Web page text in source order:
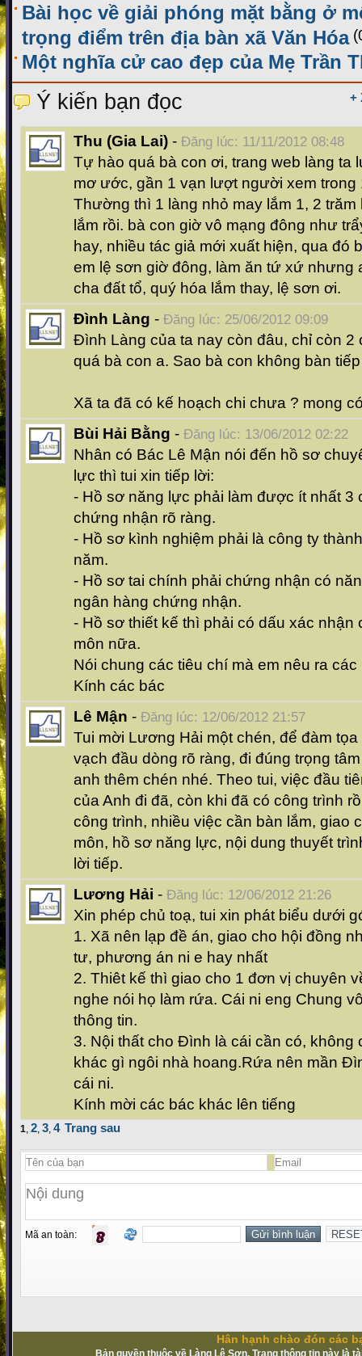
Bài học về giải phóng mặt bằng ở
trọng điểm trên địa bàn xã Văn Hóa
Một nghĩa cử cao đẹp của Mẹ Trần
+
Ý kiến bạn đọc
Thu (Gia Lai) - Đăng lúc: 11/11/2012 08:48
Tự hào quá bà con ơi, trang web làng ta
mơ ước, gần 1 vạn lượt người xem trong
Thường thì 1 làng nhỏ may lắm 1, 2
lắm rồi. bà con giờ vô mạng đông như
hay, nhiều tác giả mới xuất hiện, qua đó
em lệ sơn giờ đông, làm ăn tứ xứ nhưng
cha đất tổ, quý hóa lắm thay, lệ sơn ơi.
Đình Làng - Đăng lúc: 25/06/2012 09:09
Đình Làng của ta nay còn đâu, chỉ còn 2
quá bà con a. Sao bà con không bàn
Xã ta đã có kế hoạch chi chưa ? mong
Bùi Hải Bằng - Đăng lúc: 13/06/2012 02:22
Nhân có Bác Lê Mận nói đến hồ sơ
lực thì tui xin tiếp lời:
- Hồ sơ năng lực phải làm được ít nhất 3
chứng nhận rõ ràng.
- Hồ sơ kình nghiệm phải là công ty
năm.
- Hồ sơ tai chính phải chứng nhận có
ngân hàng chứng nhận.
- Hồ sơ thiết kế thì phải có dấu xác nhận
môn nữa.
Nói chung các tiêu chí mà em nêu ra
Kính các bác
Lê Mận - Đăng lúc: 12/06/2012 21:57
Tui mời Lương Hải một chén, để đàm
vạch đầu dòng rõ ràng, đi đúng trọng
anh thêm chén nhé. Theo tui, việc đầu
của Anh đi đã, còn khi đã có công trình
công trình, nhiều việc cần bàn lắm, giao
môn, hồ sơ năng lực, nội dung thuyết
lời tiếp.
Lương Hải - Đăng lúc: 12/06/2012 21:26
Xin phép chủ toạ, tui xin phát biểu dưới
1. Xã nên lạp đề án, giao cho hội đồng
tư, phương án ni e hay nhất
2. Thiêt kế thì giao cho 1 đơn vị chuyên
nghe nói họ làm rứa. Cái ni eng Chung
thông tin.
3. Nội thất cho Đình là cái cần có, không
khác gì ngôi nhà hoang.Rứa nên mần
cái ni.
Kính mời các bác khác lên tiếng
1, 2, 3, 4 Trang sau
Mã an toàn:
Hân hạnh chào đón các
Bản quyền thuộc về Làng Lệ Sơn. Trang thông tin này là